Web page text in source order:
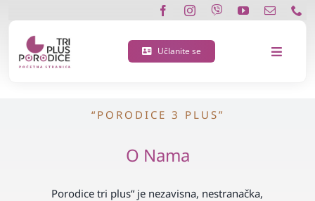
content
Učlanite se
Toggle
Porodična 3 plus kartica
“PORODICE 3 PLUS”
O Nama
Porodice tri plus“ je nezavisna, nestranačka,